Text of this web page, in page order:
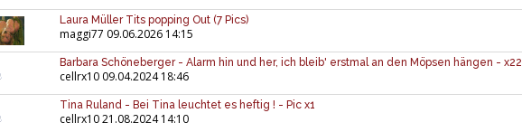
Laura Müller Tits popping Out (7 Pics)
maggi77 09.06.2026 14:15
Barbara Schöneberger - Alarm hin und her, ich bleib' erstmal an den Möpsen hängen - x22
cellrx10 09.04.2024 18:46
Tina Ruland - Bei Tina leuchtet es heftig ! - Pic x1
cellrx1021.08.2024 14:10